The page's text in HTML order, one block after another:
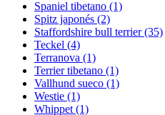
Spaniel tibetano (1)
Spitz japonés (2)
Staffordshire bull terrier(35)
Teckel (4)
Terranova (1)
Terrier tibetano (1)
Vallhund sueco (1)
Westie (1)
Whippet (1)